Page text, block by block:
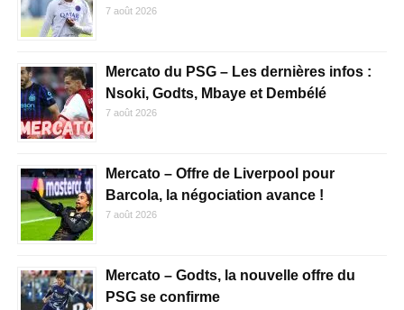
7 août 2026
Mercato du PSG – Les dernières infos :
Nsoki, Godts, Mbaye et Dembélé
7 août 2026
Mercato – Offre de Liverpool pour
Barcola, la négociation avance !
7 août 2026
Mercato – Godts, la nouvelle offre du
PSG se confirme